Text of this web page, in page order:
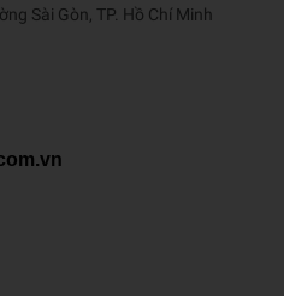
như sữa kemKeo sữa là loại
Sài Gòn, TP. Hồ Chí Minh